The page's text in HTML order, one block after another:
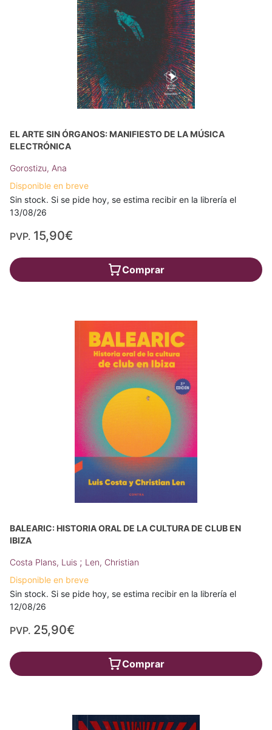
EL ARTE SIN ÓRGANOS: MANIFIESTO DE LA MÚSICA
ELECTRÓNICA
Gorostizu, Ana
Disponible en breve
Sin stock. Si se pide hoy, se estima recibir en la librería el
13/08/26
PVP. 15,90€
Comprar
BALEARIC: HISTORIA ORAL DE LA CULTURA DE CLUB EN
IBIZA
Costa Plans, Luis ; Len, Christian
Disponible en breve
Sin stock. Si se pide hoy, se estima recibir en la librería el
12/08/26
PVP. 25,90€
Comprar